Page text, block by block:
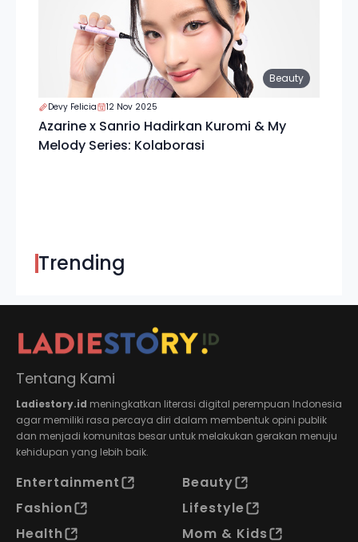
Beauty
Devy Felicia 12 Nov 2025
Azarine x Sanrio Hadirkan Kuromi & My
Melody Series: Kolaborasi
Trending
Tentang Kami
Ladiestory.id meningkatkan literasi digital perempuan Indonesia
agar memiliki rasa percaya diri dalam membentuk opini publik
dan menjadi komunitas besar untuk melakukan gerakan menuju
kehidupan yang lebih baik.
Entertainment
Beauty
Fashion
Lifestyle
Health
Mom & Kids